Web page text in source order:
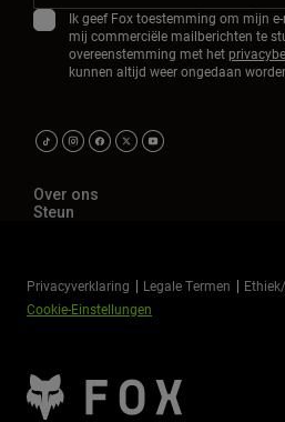
Ik geef Fox toestemming om mijn
mij commerciële mailberichten te
overeenstemming met het
kunnen altijd weer ongedaan
Over ons
Steun
Privacyverklaring Legale Termen
Cookie-Einstellungen